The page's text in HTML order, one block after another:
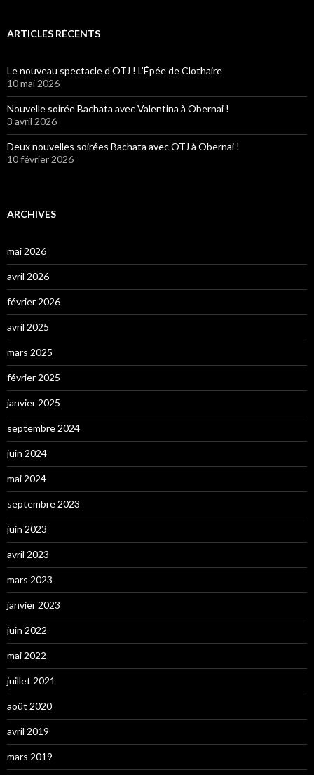
ARTICLES RÉCENTS
Le nouveau spectacle d’OTJ ! L’Épée de Clothaire
10 mai 2026
Nouvelle soirée Bachata avec Valentina à Obernai !
3 avril 2026
Deux nouvelles soirées Bachata avec OTJ à Obernai !
10 février 2026
ARCHIVES
mai 2026
avril 2026
février 2026
avril 2025
mars 2025
février 2025
janvier 2025
septembre 2024
juin 2024
mai 2024
septembre 2023
juin 2023
avril 2023
mars 2023
janvier 2023
juin 2022
mai 2022
juillet 2021
août 2020
avril 2019
mars 2019